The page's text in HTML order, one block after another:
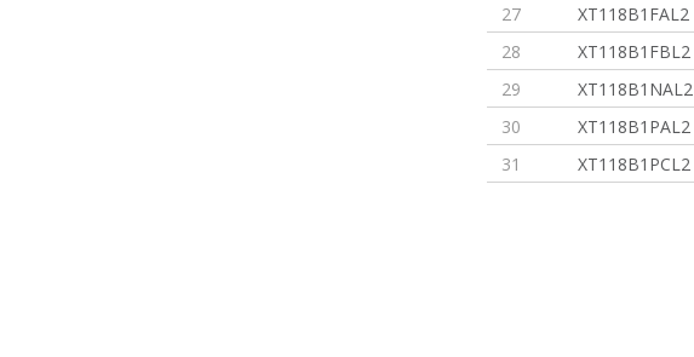
27 XT118B1FAL2
28 XT118B1FBL2
29 XT118B1NAL2
30 XT118B1PAL2
31 XT118B1PCL2